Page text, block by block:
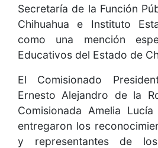
Secretaría de la Función
Chihuahua e Instituto
como una mención
Educativos del Estado de
El Comisionado
Ernesto Alejandro de la
Comisionada Amelia
entregaron los
y representantes de